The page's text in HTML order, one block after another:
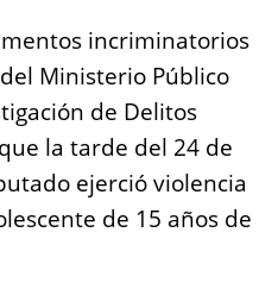
incriminatorios
Ministerio Público
de Delitos
la tarde del 24 de
ejerció violencia
de 15 años de